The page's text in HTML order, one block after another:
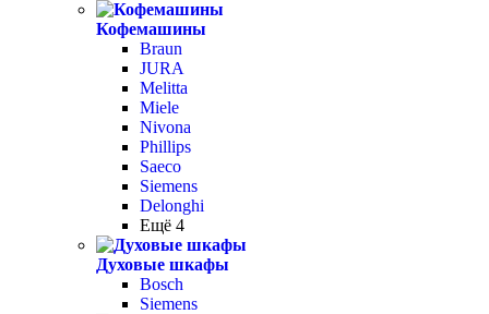
Кофемашины
Braun
JURA
Melitta
Miele
Nivona
Phillips
Saeco
Siemens
Delonghi
Ещё 4
Духовые шкафы
Bosch
Siemens